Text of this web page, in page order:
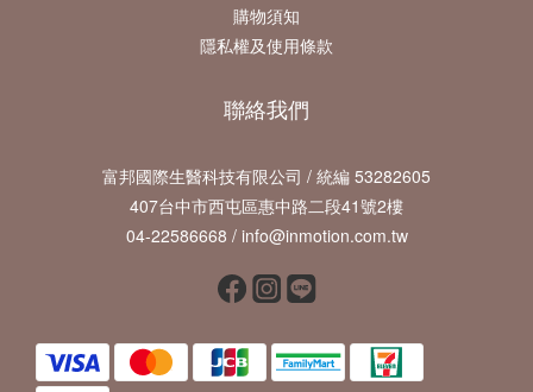
購物須知
隱私權及使用條款
聯絡我們
富邦國際生醫科技有限公司 / 統編 53282605
407台中市西屯區惠中路二段41號2樓
04-22586668 / info@inmotion.com.tw